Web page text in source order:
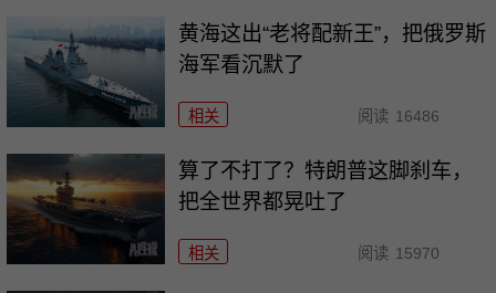
黄海这出“老将配新王”，把俄罗斯
海军看沉默了
相关 阅读 16486
算了不打了？特朗普这脚刹车，
把全世界都晃吐了
相关 阅读 15970